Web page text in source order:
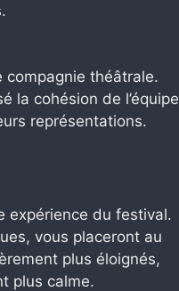
compagnie théâtrale.
la cohésion de l’équipe
représentations.
expérience du festival.
vous placeront au
plus éloignés,
plus calme.